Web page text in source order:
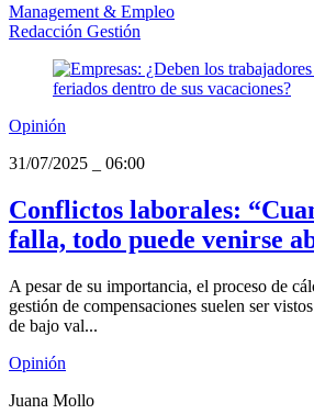
Management & Empleo
Redacción Gestión
Opinión
31/07/2025
06:00
Conflictos laborales:
falla, todo puede venirse
A pesar de su importancia, el proceso de
gestión de compensaciones suelen ser
de bajo val...
Opinión
Juana Mollo